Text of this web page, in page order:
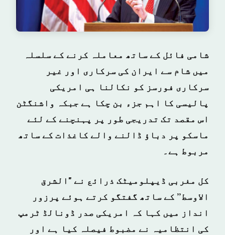
شامی فائل کے ساتھ معاملہ کرنے کے سلسلہ
میں شام سے ایران کی سرکاری اور غیر
سرکاری فورسز کو نکالنا ہی امریکی
پالیسی کا اہم جزء بن چکا ہے جبکہ واشنگٹن
اس مقصد تک تدریجی طور پر پہنچنے کے لئے
ماسکو پر دباؤ ڈالنے والے کاغذات کے ساتھ
مربوط ہے۔
کل مغربی ڈیپلومیٹک ذرائع نے "الشرق
الاوسط” کے ساتھ گفتگو کرتے ہوئے پرزور
انداز میں کہا کہ امریکی صدر ڈونالڈ ٹرمپ
کی انتظامیہ نے مضبوط فیصلہ کیا ہے اور